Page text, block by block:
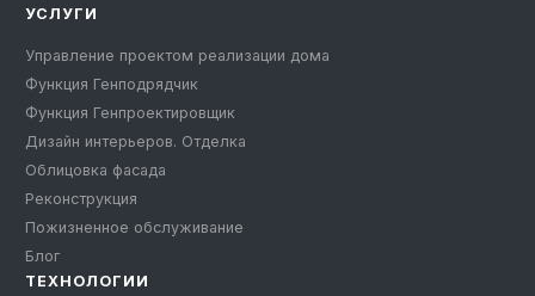
УСЛУГИ
Управление проектом реализации дома
Функция Генподрядчик
Функция Генпроектировщик
Дизайн интерьеров. Отделка
Облицовка фасада
Реконструкция
Пожизненное обслуживание
Блог
ТЕХНОЛОГИИ